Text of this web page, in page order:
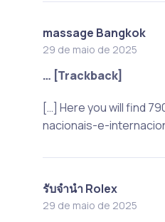
massage Bangkok
29 de maio de 2025
… [Trackback]
[…] Here you will find
nacionais-e-
รับจำนำ Rolex
29 de maio de 2025